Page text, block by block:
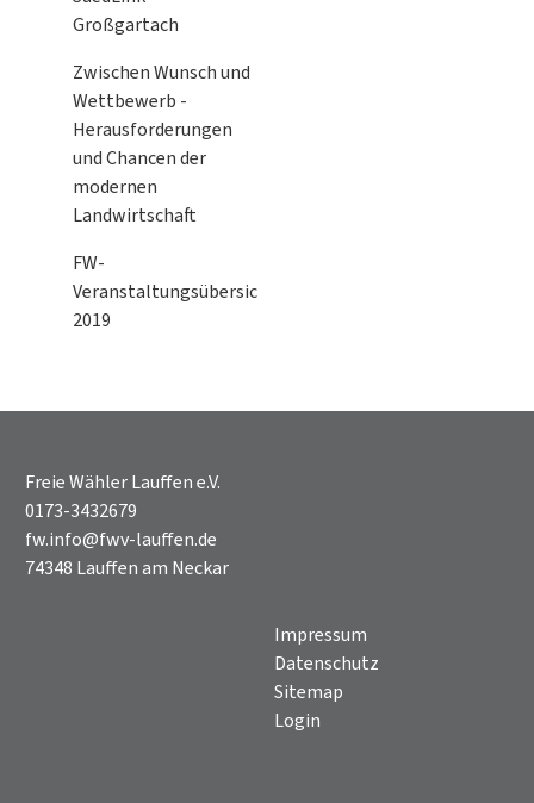
Großgartach
Zwischen Wunsch und
Wettbewerb -
Herausforderungen
und Chancen der
modernen
Landwirtschaft
FW-
Veranstaltungsübersicht
2019
Freie Wähler Lauffen e.V.
0173-3432679
fw.info@fwv-lauffen.de
74348 Lauffen am Neckar
Impressum
Datenschutz
Sitemap
Login